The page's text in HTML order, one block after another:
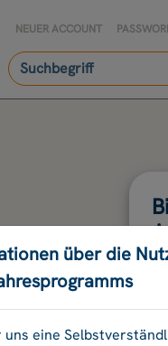
NEUER ACCOUNT
über die
uns eine